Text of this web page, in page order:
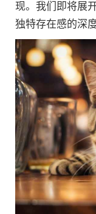
现。我们即将展
独特存在感的深